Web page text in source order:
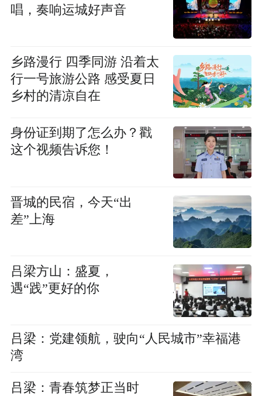
唱，奏响运城好声音
乡路漫行 四季同游 沿着太
行一号旅游公路 感受夏日
乡村的清凉自在
身份证到期了怎么办？戳
这个视频告诉您！
晋城的民宿，今天“出
差”上海
吕梁方山：盛夏，
遇“践”更好的你
吕梁：党建领航，驶向“人民城市”幸福港
湾
吕梁：青春筑梦正当时